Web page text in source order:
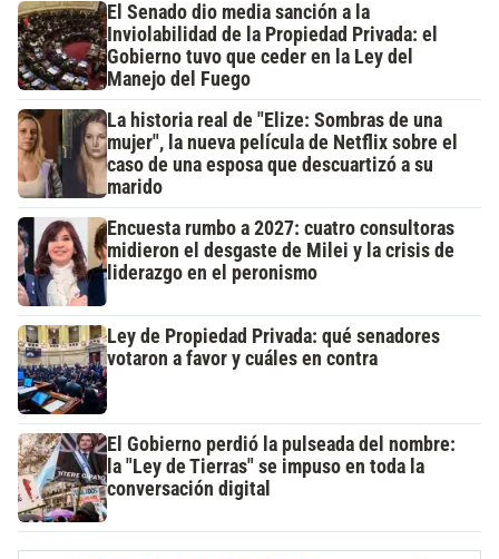
El Senado dio media sanción a la
Inviolabilidad de la Propiedad Privada: el
Gobierno tuvo que ceder en la Ley del
Manejo del Fuego
La historia real de "Elize: Sombras de una
mujer", la nueva película de Netflix sobre el
caso de una esposa que descuartizó a su
marido
Encuesta rumbo a 2027: cuatro consultoras
midieron el desgaste de Milei y la crisis de
liderazgo en el peronismo
Ley de Propiedad Privada: qué senadores
votaron a favor y cuáles en contra
El Gobierno perdió la pulseada del nombre:
la "Ley de Tierras" se impuso en toda la
conversación digital